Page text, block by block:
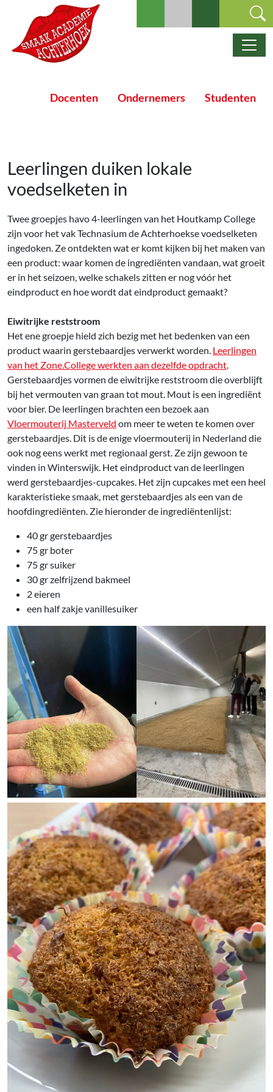
Ga naar de inhoud
Hoofdnavigatie
Docenten Ondernemers Studenten
Leerlingen duiken lokale
voedselketen in
Twee groepjes havo 4-leerlingen van het Houtkamp College
zijn voor het vak Technasium de Achterhoekse voedselketen
ingedoken. Ze ontdekten wat er komt kijken bij het maken van
een product: waar komen de ingrediënten vandaan, wat groeit
er in het seizoen, welke schakels zitten er nog vóór het
eindproduct en hoe wordt dat eindproduct gemaakt?
Eiwitrijke reststroom
Het ene groepje hield zich bezig met het bedenken van een
product waarin gerstebaardjes verwerkt worden. Leerlingen
van het Zone.College werkten aan dezelfde opdracht
Gerstebaardjes vormen de eiwitrijke reststroom die overblijft
bij het vermouten van graan tot mout. Mout is een ingrediënt
voor bier. De leerlingen brachten een bezoek aan
Vloermouterij Masterveld om meer te weten te komen over
gerstebaardjes. Dit is de enige vloermouterij in Nederland die
ook nog eens werkt met regionaal gerst. Ze zijn gewoon te
vinden in Winterswijk. Het eindproduct van de leerlingen
werd gerstebaardjes-cupcakes. Het zijn cupcakes met een heel
karakteristieke smaak, met gerstebaardjes als een van de
hoofdingrediënten. Zie hieronder de ingrediëntenlijst:
40 gr gerstebaardjes
75 gr boter
75 gr suiker
30 gr zelfrijzend bakmeel
2 eieren
een half zakje vanillesuiker